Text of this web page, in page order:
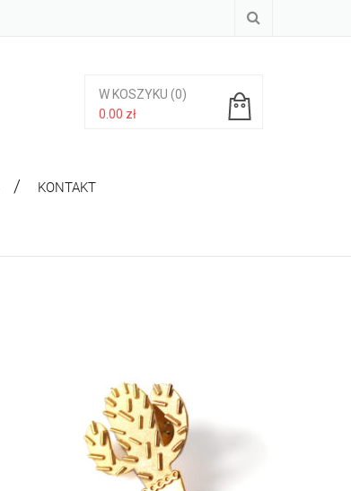
W KOSZYKU (0)
0.00 zł
KONTAKT